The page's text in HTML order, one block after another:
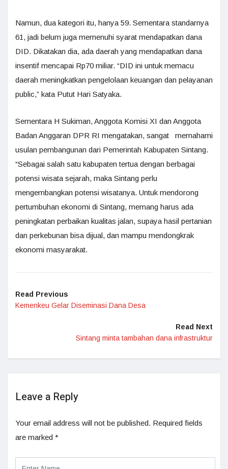
Namun, dua kategori itu, hanya 59. Sementara standarnya
61, jadi belum juga memenuhi syarat mendapatkan dana
DID. Dikatakan dia, ada daerah yang mendapatkan dana
insentif mencapai Rp70 miliar. “DID ini untuk memacu
daerah meningkatkan pengelolaan keuangan dan pelayanan
public,” kata Putut Hari Satyaka.
Sementara H Sukiman, Anggota Komisi XI dan Anggota
Badan Anggaran DPR RI mengatakan, sangat memahami
usulan pembangunan dari Pemerintah Kabupaten Sintang.
“Sebagai salah satu kabupaten tertua dengan berbagai
potensi wisata sejarah, maka Sintang perlu
mengembangkan potensi wisatanya. Untuk mendorong
pertumbuhan ekonomi di Sintang, memang harus ada
peningkatan perbaikan kualitas jalan, supaya hasil pertanian
dan perkebunan bisa dijual, dan mampu mendongkrak
ekonomi masyarakat.
Read Previous
Kemenkeu Gelar Diseminasi Dana Desa
Read Next
Sintang minta tambahan dana infrastruktur
Leave a Reply
Your email address will not be published. Required fields
are marked *